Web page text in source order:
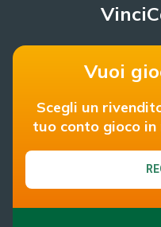
Vuoi
Scegli un
tuo conto gioco in